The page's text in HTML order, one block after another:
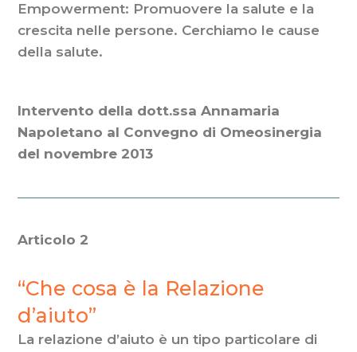
Empowerment: Promuovere la salute e la
crescita nelle persone. Cerchiamo le cause
della salute.
Intervento della dott.ssa Annamaria
Napoletano al Convegno di Omeosinergia
del novembre 2013
Articolo 2
“Che cosa è la Relazione
d’aiuto”
La relazione d’aiuto è un tipo particolare di